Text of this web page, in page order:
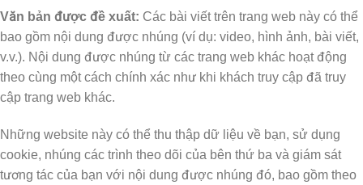
Văn bản được đề xuất: Các bài viết trên trang web này có thể
bao gồm nội dung được nhúng (ví dụ: video, hình ảnh, bài viết,
v.v.). Nội dung được nhúng từ các trang web khác hoạt động
theo cùng một cách chính xác như khi khách truy cập đã truy
cập trang web khác.
Những website này có thể thu thập dữ liệu về bạn, sử dụng
cookie, nhúng các trình theo dõi của bên thứ ba và giám sát
tương tác của bạn với nội dung được nhúng đó, bao gồm theo